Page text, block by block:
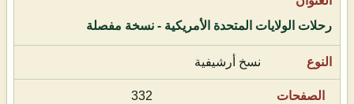
رحلات الولايات المتحدة الأمريكية - نسخة مفصلة
نسخ أرشيفية
332